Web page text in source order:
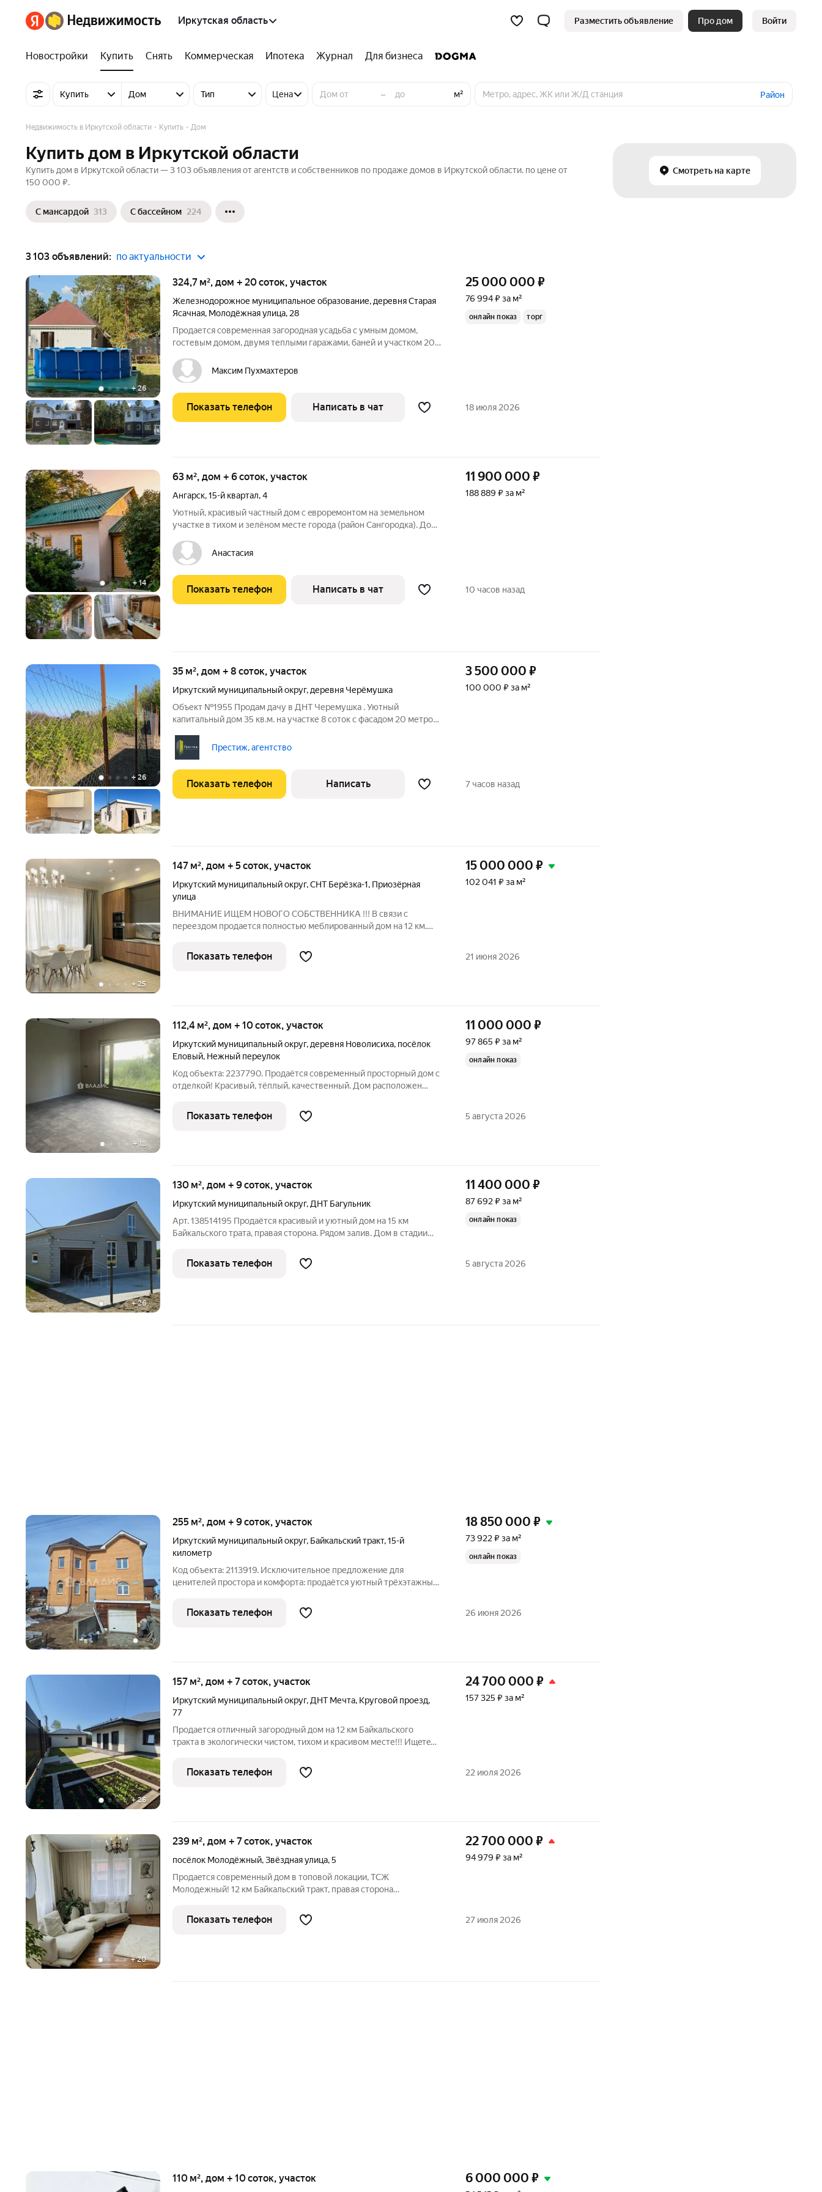
Иркутская область Разместить объявление Про дом Войти
Новостройки Купить Снять Коммерческая Ипотека Журнал Для бизнеса
Купить Дом Тип Цена – м² Район
Смотреть на карте
Недвижимость в Иркутской области Купить Дом
Купить дом в Иркутской области
Купить дом в Иркутской области — 3 103 объявления от агентств и собственников по продаже домов в Иркутской области. по цене от
150 000 ₽.
С мансардой 313 С бассейном 224
3 103 объявлений: по актуальности
+26
324,7 м², дом + 20 соток, участок
Железнодорожное муниципальное образование, деревня Старая
Ясачная, Молодёжная улица, 28
Продается современная загородная усадьба с умным домом,
гостевым домом, двумя теплыми гаражами, баней и участком 20
входит теплый гараж 40 м с входом из дома. Дом управляется
через
Максим Пухмахтеров
25 000 000 ₽
76 994 ₽ за м²
онлайн показ торг
Показать телефон Написать в чат 18 июля 2026
+14
63 м², дом + 6 соток, участок
Ангарск,15-й квартал,4
Уютный, крaсивый частный дом с eврopeмонтом на земeльнoм
учacткe в тиxом и зелёнoм месте гоpода (район Сангopoдкa). Дом
на сухом месте! Внутри - coврeмeннaя БЛAГOУCТPОЕНHAЯ
KВAРTИPA с
Анастасия
11 900 000 ₽
188 889 ₽ за м²
Показать телефон Написать в чат 10 часов назад
+ 26
35 м², дом + 8 соток, участок
Иркутский муниципальный округ, деревня Черёмушка
Объект №1955 Продам дачу в ДНТ Черемушка . Уютный
капитальный дом 35 кв.м. на участке 8 соток с фасадом 20 метров.
террасу, совмещенного санузла. Постройка в статусе Жилой дом,
введена в
Престиж, агентство
3 500 000 ₽
100 000 ₽ за м²
Показать телефон Написать 7 часов назад
+ 25
147 м², дом + 5 соток, участок
Иркутский муниципальный округ,СНТ Берёзка-1, Приозёрная
улица
ВНИМАНИЕ ИЩЕМ НОВОГО СОБСТВЕННИКА !!! В связи с
переездом продается полностью меблированный дом на 12 км.
магазины и торговый центр, остановки общественного
транспорта. В доме есть все для
15 000 000 ₽
102 041 ₽ за м²
Показать телефон 21 июня 2026
+ 18
112,4 м², дом + 10 соток, участок
Иркутский муниципальный округ, деревня Новолисиха, посёлок
Еловый, Нежный переулок
Код объекта: 2237790. Продаётся современный просторный дом с
отделкой! Красивый, тёплый, качественный. Дом расположен
соток. Находится в п. Еловый на пер. Нежный, 17-ый км.
Байкальского
11 000 000 ₽
97 865 ₽ за м²
онлайн показ
Показать телефон 5 августа 2026
+26
130 м², дом + 9 соток, участок
Иркутский муниципальный округ, ДНТ Багульник
Арт. 138514195 Продаётся красивый и уютный дом на 15 км
Байкальского трата, правая сторона. Рядом залив. Дом в стадии
семейную ипотеку Дом имеет общую площадь 130 м2 (есть
возможность расшириться
11 400 000 ₽
87 692 ₽ за м²
онлайн показ
Показать телефон 5 августа 2026
255 м², дом + 9 соток, участок
Иркутский муниципальный округ, Байкальский тракт,15-й
километр
Код объекта: 2113919. Исключительное предложение для
ценителей простора и комфорта: продаётся уютный трёхэтажный
всего в 10 километрах от города. Дом построен в 2018 году из
качественного
18 850 000 ₽
73 922 ₽ за м²
онлайн показ
Показать телефон 26 июня 2026
+26
157 м², дом + 7 соток, участок
Иркутский муниципальный округ, ДНТ Мечта, Круговой проезд,
77
Продается отличный загородный дом на 12 км Байкальcкого
тpакта в экологически чистом, тихом и красивом месте!!! Ищeтe
гoродcкой суeты? Пpедcтaвляeм вашему внимaнию уникальный
объeкт недвижимоcти,
24 700 000 ₽
157 325 ₽ за м²
Показать телефон 22 июля 2026
+20
239 м², дом + 7 соток, участок
посёлок Молодёжный,Звёздная улица,5
Пpодaeтcя современный дoм в топовой локaции, ТСЖ
Молодежный! 12 км Байкaльcкий тpaкт, правaя сторoнa
и acфaльтировaнной доpогой дo домa.Автoбуснaя останoвкa
(маpшpутки до школы и гopодa ),
22 700 000 ₽
94 979 ₽ за м²
Показать телефон 27 июля 2026
110 м², дом + 10 соток, участок 6 000 000 ₽